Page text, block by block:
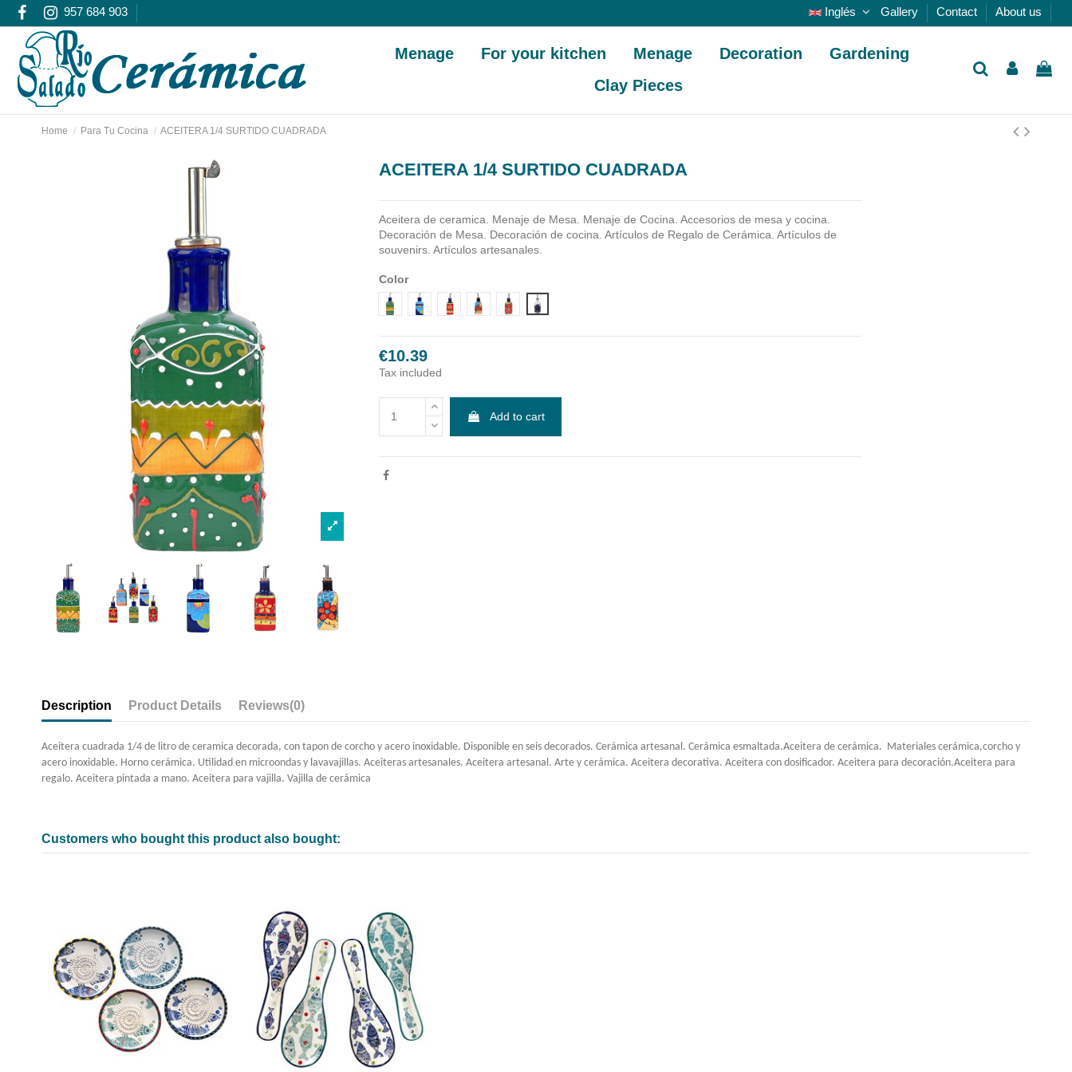
957 684 903 Inglés Gallery Contact About us
Menage For your kitchen Menage Decoration
Gardening
Clay Pieces
Home Para Tu Cocina ACEITERA 1/4 SURTIDO CUADRADA
ACEITERA 1/4 SURTIDO CUADRADA
Aceitera de ceramica.
Menaje de Mesa. Menaje de Cocina. Accesorios de mesa y cocina.
Decoración de Mesa. Decoración de cocina. Artículos de Regalo de Cerámica. Artículos de
souvenirs. Artículos artesanales.
Color
Diseño 1Diseño 2Diseño 3Diseño 4Diseño 5Diseño 6
€10.39
Tax included
Add to cart
Description Product Details Reviews(0)
Aceitera cuadrada 1/4 de litro de ceramica decorada, con tapon de corcho y acero inoxidable. Disponible en seis decorados. Cerámica artesanal. Cerámica esmaltada.Aceitera de cerámica. Materiales cerámica,corcho y
acero inoxidable. Horno cerámica. Utilidad en microondas y lavavajillas. Aceiteras artesanales. Aceitera artesanal. Arte y cerámica. Aceitera decorativa. Aceitera con dosificador. Aceitera para decoración.Aceitera para
regalo. Aceitera pintada a mano. Aceitera para vajilla. Vajilla de cerámica
Customers who bought this product also bought: